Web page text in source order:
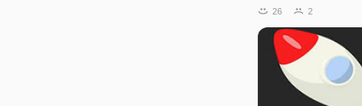
мощной во время
участвовать в
нужно создать сильную и
26 2